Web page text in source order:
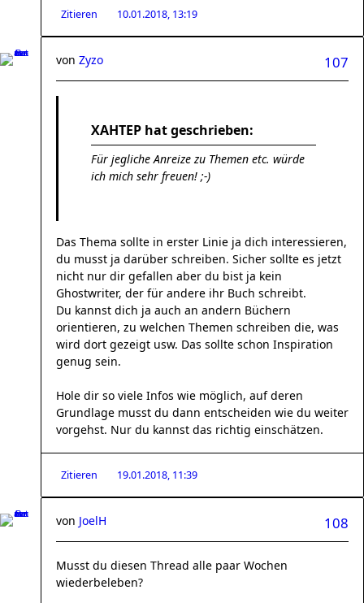
Zitieren 10.01.2018, 13:19
107
von Zyzo
XAHTEP hat geschrieben:
Für jegliche Anreize zu Themen etc. würde
ich mich sehr freuen! ;-)
Das Thema sollte in erster Linie ja dich interessieren,
du musst ja darüber schreiben. Sicher sollte es jetzt
nicht nur dir gefallen aber du bist ja kein
Ghostwriter, der für andere ihr Buch schreibt.
Du kannst dich ja auch an andern Büchern
orientieren, zu welchen Themen schreiben die, was
wird dort gezeigt usw. Das sollte schon Inspiration
genug sein.
Hole dir so viele Infos wie möglich, auf deren
Grundlage musst du dann entscheiden wie du weiter
vorgehst. Nur du kannst das richtig einschätzen.
Zitieren 19.01.2018, 11:39
108
von JoelH
Musst du diesen Thread alle paar Wochen
wiederbeleben?